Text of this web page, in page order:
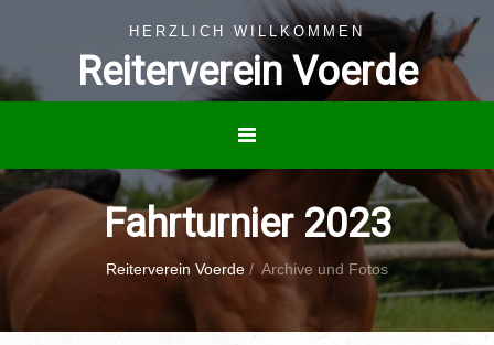
HERZLICH WILLKOMMEN
Reiterverein Voerde
Fahrturnier 2023
Reiterverein Voerde / Archive und Fotos